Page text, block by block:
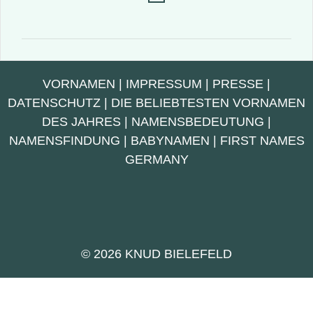
VORNAMEN | IMPRESSUM | PRESSE |
DATENSCHUTZ | DIE BELIEBTESTEN VORNAMEN
DES JAHRES | NAMENSBEDEUTUNG |
NAMENSFINDUNG | BABYNAMEN | FIRST NAMES
GERMANY
© 2026 KNUD BIELEFELD